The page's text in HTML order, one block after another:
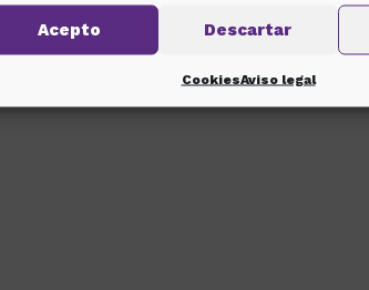
Acepto Descartar
CookiesAviso legal